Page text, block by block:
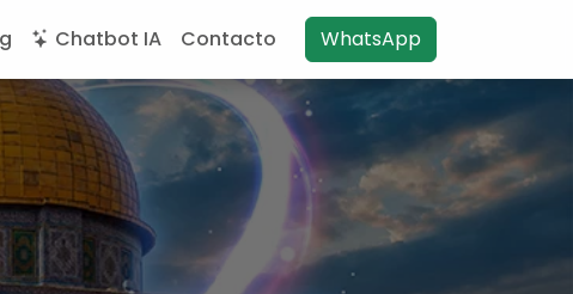
Chatbot IA Contacto WhatsApp